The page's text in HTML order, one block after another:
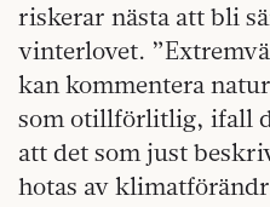
riskerar nästa att bli
vinterlovet.
kan kommentera
som otillförlitlig, ifall
att det som just
hotas av